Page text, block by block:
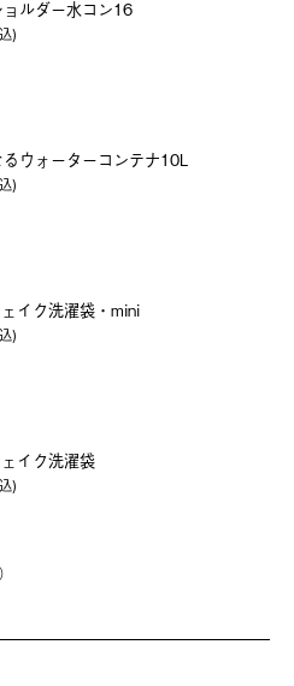
ルダー水コン16
)
るウォーターコンテナ10L
)
イク洗濯袋・mini
)
イク洗濯袋
)